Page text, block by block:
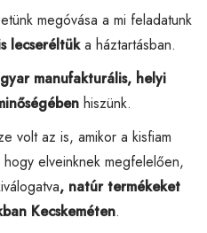
megóvása a mi feladatunk
lecseréltüka háztartásban.
manufakturális, helyi
hiszünk.
volt az is, amikor a kisfiam
elveinknek megfelelően,
, natúr termékeket
Kecskeméten.